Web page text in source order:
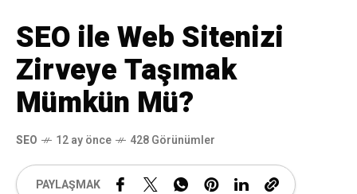
SEO ile Web Sitenizi
Zirveye Taşımak
Mümkün Mü?
SEO 12 ay önce 428 Görünümler
PAYLAŞMAK